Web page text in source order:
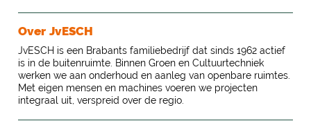
Over JvESCH
JvESCH is een Brabants familiebedrijf dat sinds 1962 actief
is in de buitenruimte. Binnen Groen en Cultuurtechniek
werken we aan onderhoud en aanleg van openbare ruimtes.
Met eigen mensen en machines voeren we projecten
integraal uit, verspreid over de regio.